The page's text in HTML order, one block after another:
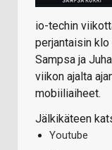
io-techin
perjantaisin
Sampsa ja
viikon ajalta
mobiiliaiheet.
Jälkikäteen
Youtube